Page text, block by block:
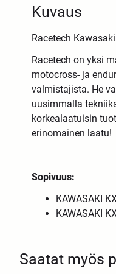
Saatat myös
Kuvaus
Racetech
Racetech on yksi
motocross- ja
valmistajista. He
uusimmalla
korkealaatuisin
erinomainen laatu!
Sopivuus:
KAWASAKI
KAWASAKI